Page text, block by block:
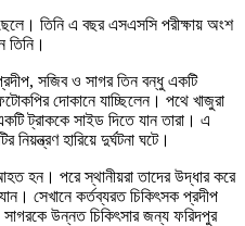
তিনি এ বছর এসএসসি পরীক্ষায় অংশ
তিনি।
সজিব ও সাগর তিন বন্ধু একটি
দোকানে যাচ্ছিলেন। পথে খাজুরা
ট্রাককে সাইড দিতে যান তারা। এ
হারিয়ে দুর্ঘটনা ঘটে।
হন। পরে স্থানীয়রা তাদের উদ্ধার করে
সেখানে কর্তব্যরত চিকিৎসক প্রদীপ
উন্নত চিকিৎসার জন্য ফরিদপুর